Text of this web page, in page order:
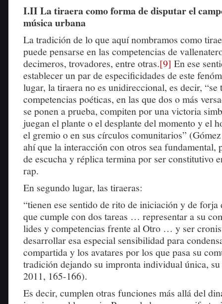
I.II La tiraera como forma de disputar el
música urbana
La tradición de lo que aquí nombramos como
puede pensarse en las competencias de
decimeros, trovadores, entre otras.[9] En ese
establecer un par de especificidades de este
lugar, la tiraera no es unidireccional, es decir, “se
competencias poéticas, en las que dos o más
se ponen a prueba, compiten por una victoria
juegan el plante o el desplante del momento y el
el gremio o en sus círculos comunitarios”
ahí que la interacción con otros sea fundamental,
de escucha y réplica termina por ser constitutivo
rap.
En segundo lugar, las tiraeras:
“tienen ese sentido de rito de iniciación y de forja
que cumple con dos tareas … representar a su
lides y competencias frente al Otro … y ser
desarrollar esa especial sensibilidad para
compartida y los avatares por los que pasa su
tradición dejando su impronta individual única,
2011, 165-166).
Es decir, cumplen otras funciones más allá del